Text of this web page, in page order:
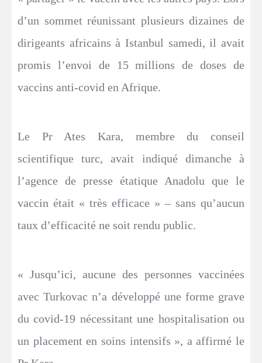
d’un sommet réunissant plusieurs dizaines de
dirigeants africains à Istanbul samedi, il avait
promis l’envoi de 15 millions de doses de
vaccins anti-covid en Afrique.
Le Pr Ates Kara, membre du conseil
scientifique turc, avait indiqué dimanche à
l’agence de presse étatique Anadolu que le
vaccin était « très efficace » – sans qu’aucun
taux d’efficacité ne soit rendu public.
« Jusqu’ici, aucune des personnes vaccinées
avec Turkovac n’a développé une forme grave
du covid-19 nécessitant une hospitalisation ou
un placement en soins intensifs », a affirmé le